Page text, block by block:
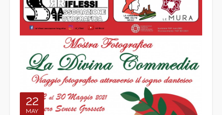
22
MAY